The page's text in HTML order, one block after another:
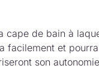
de bain à
facilement et
son